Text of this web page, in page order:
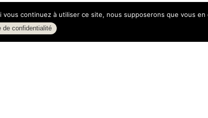
continuez à utiliser ce site, nous supposerons que vous en
de confidentialité